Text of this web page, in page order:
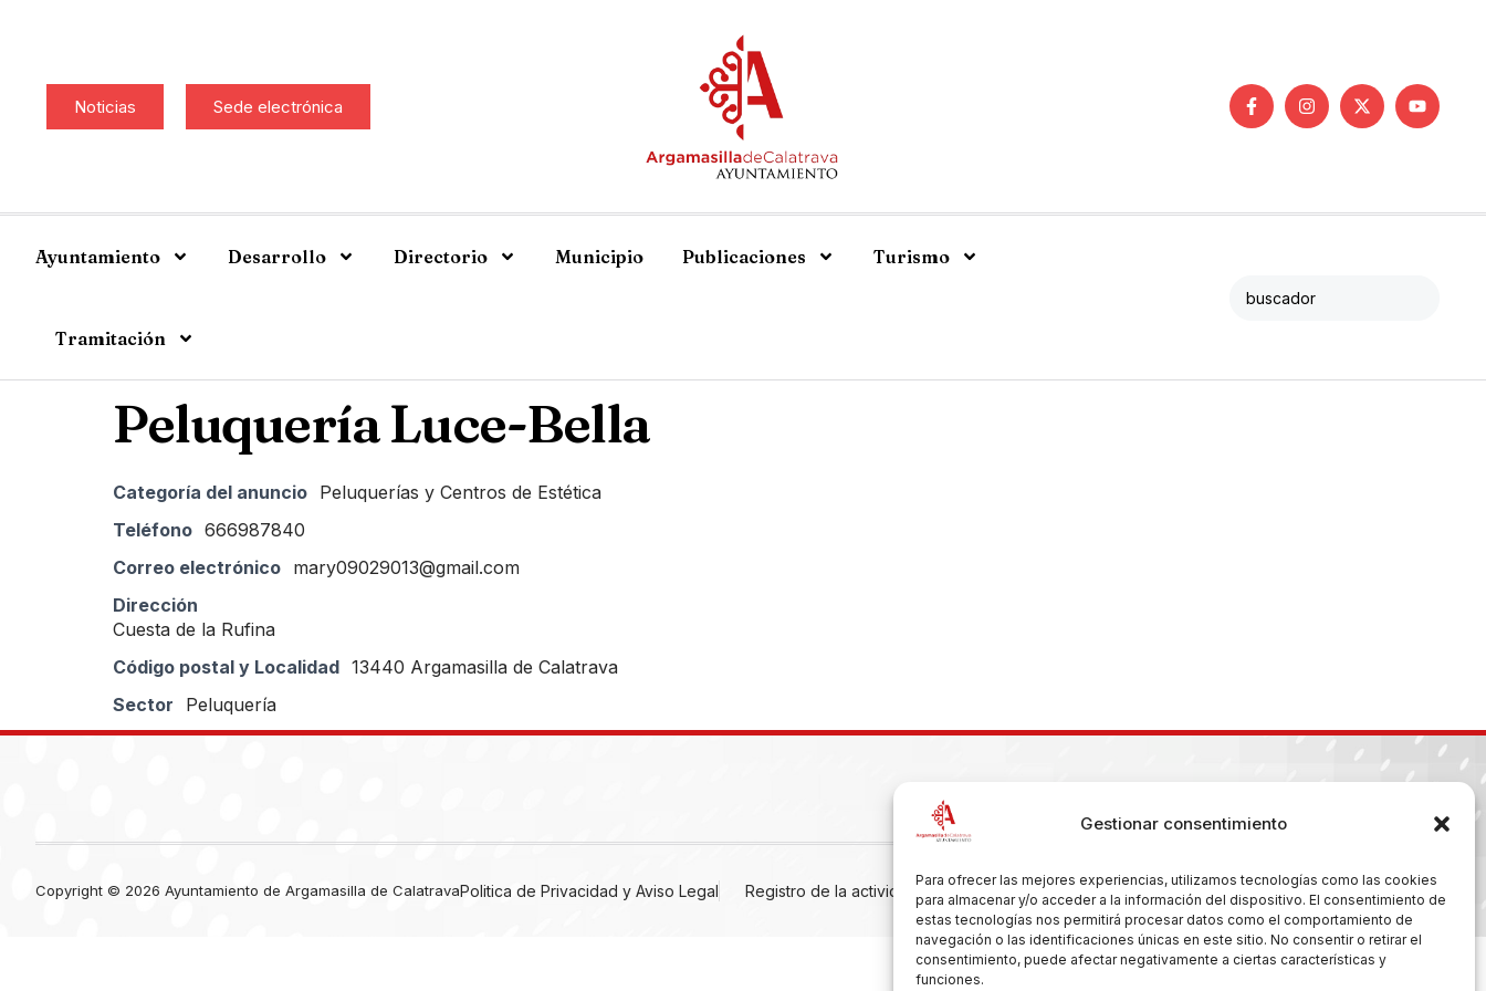
Gestionar consentimiento
Para ofrecer las mejores experiencias, utilizamos tecnologías como las cookies
para almacenar y/o acceder a la información del dispositivo. El consentimiento de
estas tecnologías nos permitirá procesar datos como el comportamiento de
navegación o las identificaciones únicas en este sitio. No consentir o retirar el
consentimiento, puede afectar negativamente a ciertas características y
funciones.
Noticias Sede electrónica
Ayuntamiento Desarrollo Directorio Municipio Publicaciones Turismo
Tramitación
Peluquería Luce-Bella
Categoría del anuncio Peluquerías y Centros de Estética
Teléfono 666987840
Correo electrónico mary09029013@gmail.com
Dirección
Cuesta de la Rufina
Código postal y Localidad 13440 Argamasilla de Calatrava
Sector
Peluquería
Copyright © 2026 Ayuntamiento de Argamasilla de CalatravaPolitica de Privacidad y Aviso Legal Registro de la actividad Cookies